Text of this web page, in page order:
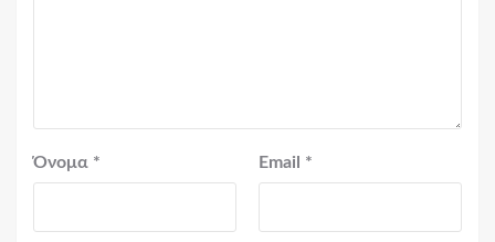
Όνομα * Email *